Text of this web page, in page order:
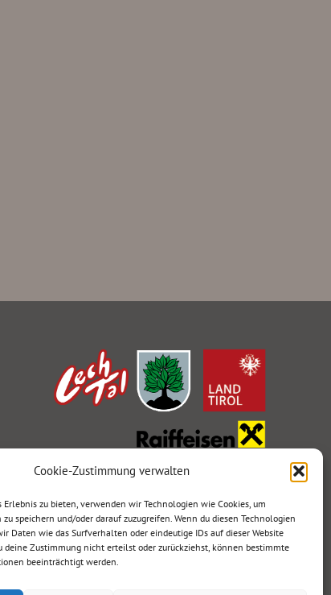
Cookie-Zustimmung verwalten
zu bieten, verwenden wir Technologien wie Cookies, um
speichern und/oder darauf zuzugreifen. Wenn du diesen Technologien
Daten wie das Surfverhalten oder eindeutige IDs auf dieser Website
deine Zustimmung nicht erteilst oder zurückziehst, können bestimmte
beeinträchtigt werden.